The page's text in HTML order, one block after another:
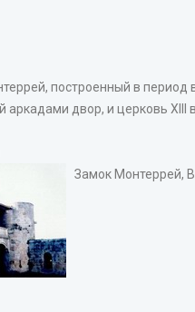
построенный в период
двор, и церковь XIII
Замок Монтеррей,